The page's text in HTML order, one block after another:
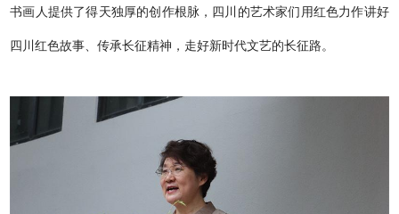
书画人提供了得天独厚的创作根脉，四川的艺术家们用红色力作讲好
四川红色故事、传承长征精神，走好新时代文艺的长征路。